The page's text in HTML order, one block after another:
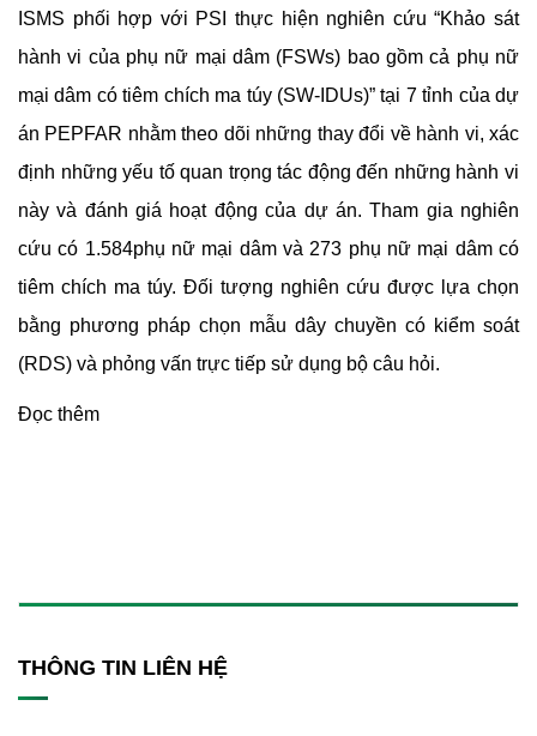
ISMS phối hợp với PSI thực hiện nghiên cứu “Khảo sát
hành vi của phụ nữ mại dâm (FSWs) bao gồm cả phụ nữ
mại dâm có tiêm chích ma túy (SW-IDUs)” tại 7 tỉnh của dự
án PEPFAR nhằm theo dõi những thay đổi về hành vi, xác
định những yếu tố quan trọng tác động đến những hành vi
này và đánh giá hoạt động của dự án. Tham gia nghiên
cứu có 1.584phụ nữ mại dâm và 273 phụ nữ mại dâm có
tiêm chích ma túy. Đối tượng nghiên cứu được lựa chọn
bằng phương pháp chọn mẫu dây chuyền có kiểm soát
(RDS) và phỏng vấn trực tiếp sử dụng bộ câu hỏi.
Đọc thêm
THÔNG TIN LIÊN HỆ